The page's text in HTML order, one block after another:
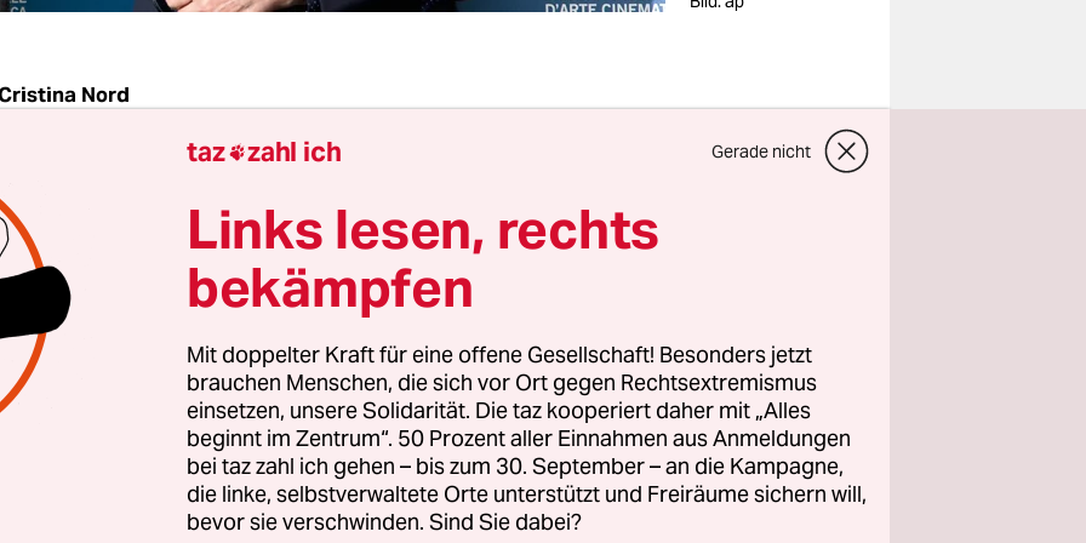
Nord
Pier Paolo Pasolini liegt knapp 85 Kilometer nordöstlich
Venezia entfernt in der Ortschaft Casarsa della Delizia. Vor
besuchte ich es. Es war ein Spätsommertag, aber der
voller Wolken, und es war kühl. Weit und breit waren wir
Touristen, nach dem Friedhof mussten wir eine Weile
dem Grab auch, und das Haus, in dem Pasolinis Mutter
in dem der Schriftsteller und Filmemacher in den 40er
fanden wir erst gar nicht, obwohl wir mehrmals nach
Wir drehten uns im Kreisverkehr, begannen uns zu
Paare das im Urlaub tun, und wurden den Eindruck nicht
taz zahl ich Gerade nicht
Links lesen, rechts
bekämpfen
Mit doppelter Kraft für eine offene Gesellschaft! Besonders jetzt
brauchen Menschen, die sich vor Ort gegen Rechtsextremismus
einsetzen, unsere Solidarität. Die taz kooperiert daher mit „Alles
beginnt im Zentrum“. 50 Prozent aller Einnahmen aus Anmeldungen
bei taz zahl ich gehen – bis zum 30. September – an die Kampagne,
die linke, selbstverwaltete Orte unterstützt und Freiräume sichern will,
bevor sie verschwinden. Sind Sie dabei?